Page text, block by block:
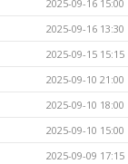
2025-09-16 15:00
2025-09-16 13:30
2025-09-15 15:15
2025-09-10 21:00
2025-09-10 18:00
2025-09-10 15:00
2025-09-09 17:15